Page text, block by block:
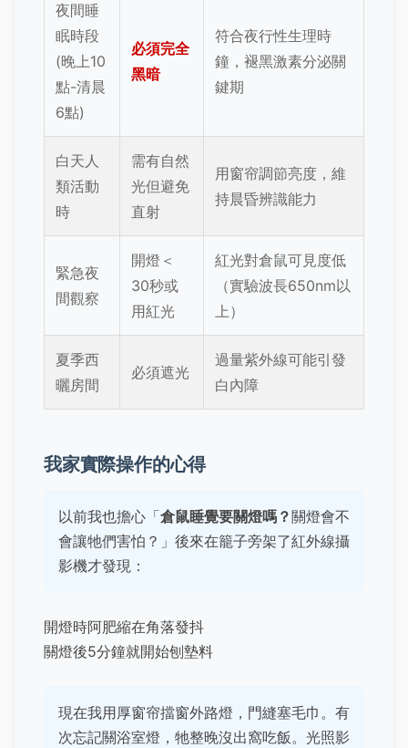
夜間睡
眠時段
(晚上10
點-清晨
6點)
必須完全
黑暗
符合夜行性生理時
鐘，褪黑激素分泌關
鍵期
白天人
類活動
時
需有自然
光但避免
直射
用窗帘調節亮度，維
持晨昏辨識能力
緊急夜
間觀察
開燈＜
30秒或
用紅光
紅光對倉鼠可見度低
（實驗波長650nm以
上）
夏季西
曬房間
必須遮光
過量紫外線可能引發
白內障
我家實際操作的心得
以前我也擔心「倉鼠睡覺要關燈嗎？關燈會不
會讓牠們害怕？」後來在籠子旁架了紅外線攝
影機才發現：
開燈時阿肥縮在角落發抖
關燈後5分鐘就開始刨墊料
現在我用厚窗帘擋窗外路燈，門縫塞毛巾。有
次忘記關浴室燈，牠整晚沒出窩吃飯。光照影